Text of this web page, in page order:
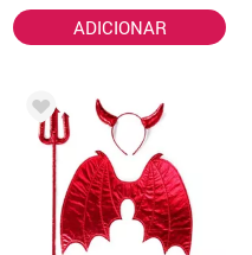
ADICIONAR